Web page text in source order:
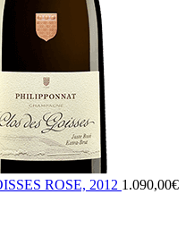
ROSE, 2012 1.090,00€